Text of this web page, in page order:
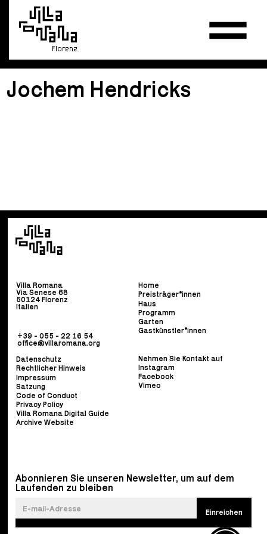
Florenz
Jochem Hendricks
Villa Romana
Via Senese 68
50124 Florenz
Italien
+39 - 055 - 22 16 54
office@villaromana.org
Home
Preisträger*innen
Haus
Programm
Garten
Gastkünstler*innen
Datenschutz
Rechtlicher Hinweis
Impressum
Satzung
Code of Conduct
Privacy Policy
Villa Romana Digital Guide
Archive Website
Nehmen Sie Kontakt auf
Instagram
Facebook
Vimeo
Abonnieren Sie unseren Newsletter, um auf dem
Laufenden zu bleiben